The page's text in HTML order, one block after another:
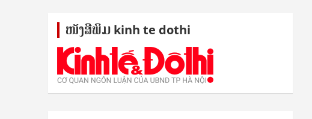
ໜັງ​ສື​ພິມ kinh te dothi